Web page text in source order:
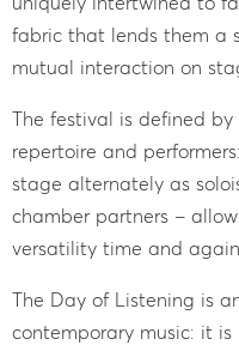
fabric that lends them a
mutual interaction on
The festival is defined
repertoire and
stage alternately as
chamber partners –
versatility time and again.
The Day of Listening is
contemporary music: it